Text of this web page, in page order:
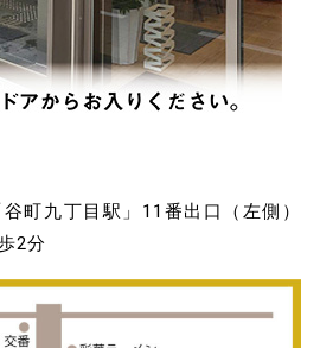
町九丁目駅」11番出口（左側）
2分